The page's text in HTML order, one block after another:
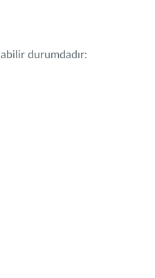
durumdadır: